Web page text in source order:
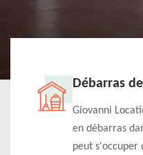
Débarras
Giovanni
en débarras
peut s'occuper